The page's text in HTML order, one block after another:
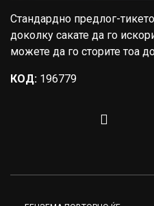
Стандардно предлог-
доколку сакате да го
можете да го сторите тоа
КОД: 196779